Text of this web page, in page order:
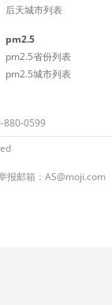
后天城市列表
pm2.5
pm2.5省份列表
pm2.5城市列表
880-0599
报邮箱：AS@moji.com